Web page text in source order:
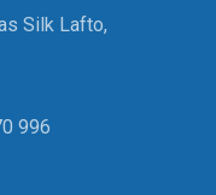
Silk Lafto,
996